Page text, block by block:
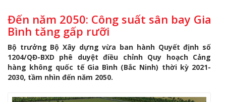
Đến năm 2050: Công suất sân bay Gia
Bình tăng gấp rưỡi
Bộ trưởng Bộ Xây dựng vừa ban hành Quyết định số
1204/QĐ-BXD phê duyệt điều chỉnh Quy hoạch Cảng
hàng không quốc tế Gia Bình (Bắc Ninh) thời kỳ 2021-
2030, tầm nhìn đến năm 2050.